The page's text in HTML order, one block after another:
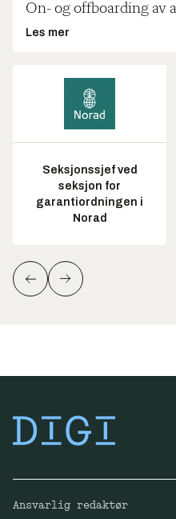
On- og offboarding av
Les mer
Seksjonssjef ved
seksjon for
garantiordningen i
Norad
Ansvarlig redaktør